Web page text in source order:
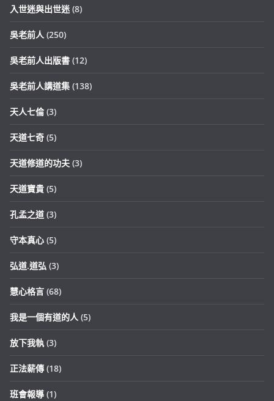
入世迷與出世迷 (8)
吳老前人 (250)
吳老前人出版書 (12)
吳老前人講道集 (138)
天人七倫 (3)
天道七奇 (5)
天道修道的功夫 (3)
天道寶貴 (5)
孔孟之道 (3)
守本真心 (5)
弘道.道弘 (3)
慧心格言 (68)
我是一個有道的人 (5)
放下我執 (3)
正法薪傳 (18)
班會報導 (1)